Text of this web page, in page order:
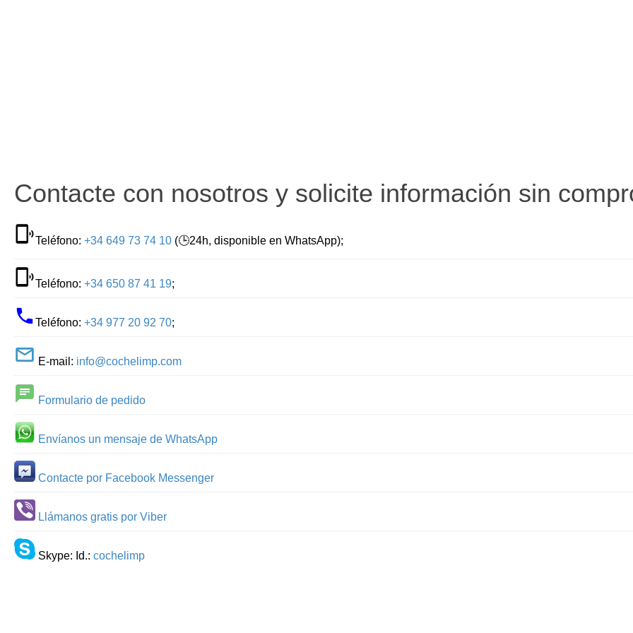
Contacte con nosotros y solicite información sin
Teléfono: +34 649 73 74 10 (🕒24h, disponible en WhatsApp);
Teléfono: +34 650 87 41 19;
Teléfono: +34 977 20 92 70;
E-mail: info@cochelimp.com
Formulario de pedido
Envíanos un mensaje de WhatsApp
Contacte por Facebook Messenger
Llámanos gratis por Viber
Skype: Id.: cochelimp